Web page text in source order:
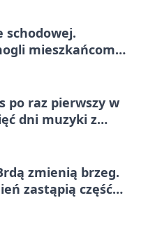
schodowej.
mieszkańcom
po raz pierwszy w
dni muzyki z
zmienią brzeg.
zastąpią część